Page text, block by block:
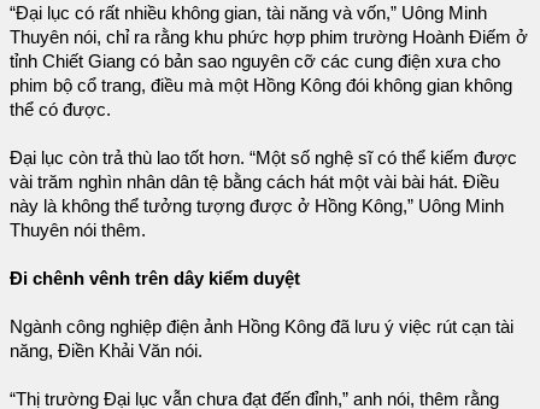
“Đại lục có rất nhiều không gian, tài năng và vốn,” Uông Minh
Thuyên nói, chỉ ra rằng khu phức hợp phim trường Hoành Điếm ở
tỉnh Chiết Giang có bản sao nguyên cỡ các cung điện xưa cho
phim bộ cổ trang, điều mà một Hồng Kông đói không gian không
thể có được.
Đại lục còn trả thù lao tốt hơn. “Một số nghệ sĩ có thể kiếm được
vài trăm nghìn nhân dân tệ bằng cách hát một vài bài hát. Điều
này là không thể tưởng tượng được ở Hồng Kông,” Uông Minh
Thuyên nói thêm.
Đi chênh vênh trên dây kiểm duyệt
Ngành công nghiệp điện ảnh Hồng Kông đã lưu ý việc rút cạn tài
năng, Điền Khải Văn nói.
“Thị trường Đại lục vẫn chưa đạt đến đỉnh,” anh nói, thêm rằng